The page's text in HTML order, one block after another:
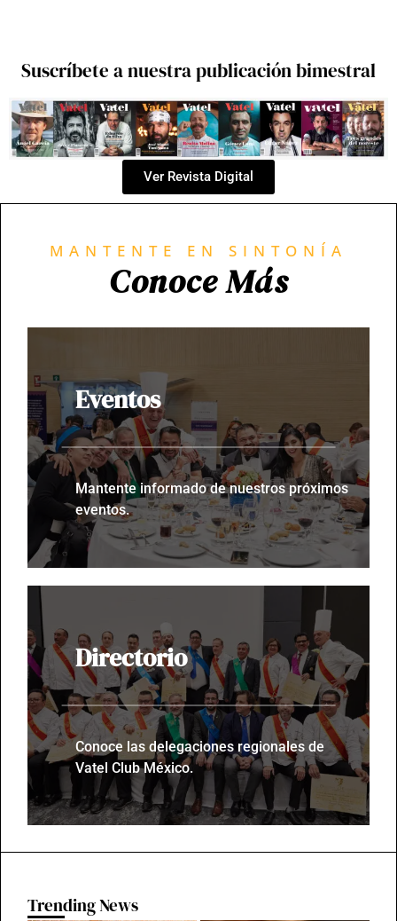
Suscríbete a nuestra publicación bimestral
Ver Revista Digital
MANTENTE EN SINTONÍA
Conoce Más
Eventos
Mantente informado de nuestros próximos
eventos.
Directorio
Conoce las delegaciones regionales de
Vatel Club México.
Trending News